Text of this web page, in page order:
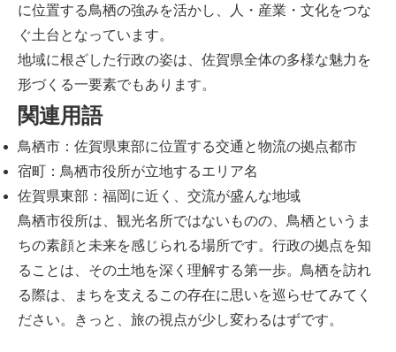
に位置する鳥栖の強みを活かし、人・産業・文化をつな
ぐ土台となっています。
地域に根ざした行政の姿は、佐賀県全体の多様な魅力を
形づくる一要素でもあります。
関連用語
鳥栖市：佐賀県東部に位置する交通と物流の拠点都市
宿町：鳥栖市役所が立地するエリア名
佐賀県東部：福岡に近く、交流が盛んな地域
鳥栖市役所は、観光名所ではないものの、鳥栖というま
ちの素顔と未来を感じられる場所です。行政の拠点を知
ることは、その土地を深く理解する第一歩。鳥栖を訪れ
る際は、まちを支えるこの存在に思いを巡らせてみてく
ださい。きっと、旅の視点が少し変わるはずです。